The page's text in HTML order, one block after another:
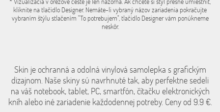
kliknite na tlačidlo Designer. Nemáte-li vybraný názov zariadenia pokračujte
vybraním štýlu stlačením "To potrebujem", tlačidlo Designer vám ponúkneme
neskôr.
Skin je ochranná a odolná vinylová samolepka s grafickým
dizajnom. Naše skiny sú navrhnuté tak, aby perfektne sedeli
na váš notebook, tablet, PC, smartfón, čítačku elektronických
kníh alebo iné zariadenie každodennej potreby. Ceny od 9.9 €.